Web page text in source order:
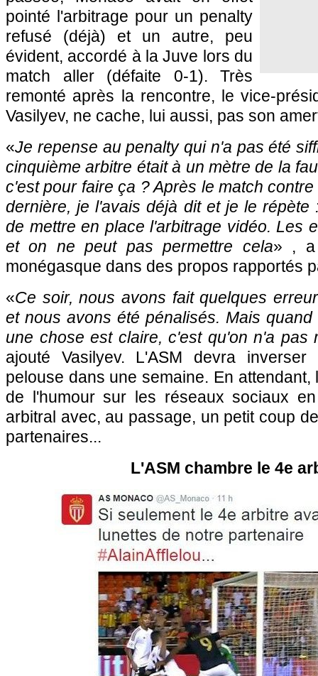
pointé l'arbitrage pour un penalty
refusé (déjà) et un autre, peu
évident, accordé à la Juve lors du
match aller (défaite 0-1). Très
remonté après la rencontre, le vice-
Vasilyev, ne cache, lui aussi, pas son
«Je repense au penalty qui n'a pas été
cinquième arbitre était à un mètre de la
c'est pour faire ça ? Après le match
dernière, je l'avais déjà dit et je le répète
de mettre en place l'arbitrage vidéo. Les
et on ne peut pas permettre cela» , a
monégasque dans des propos rapportés
«Ce soir, nous avons fait quelques
et nous avons été pénalisés. Mais
une chose est claire, c'est qu'on n'a pas
ajouté Vasilyev. L'ASM devra
pelouse dans une semaine. En
de l'humour sur les réseaux sociaux
arbitral avec, au passage, un petit coup
partenaires...
L'ASM chambre le 4e